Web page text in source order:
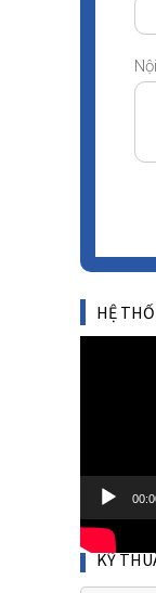
HỆ
KỸ